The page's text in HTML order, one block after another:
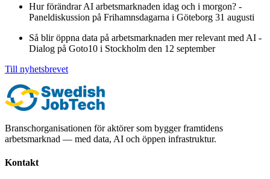
Hur förändrar AI arbetsmarknaden idag och i morgon? -
Paneldiskussion på Frihamnsdagarna i Göteborg 31 augusti
Så blir öppna data på arbetsmarknaden mer relevant med AI -
Dialog på Goto10 i Stockholm den 12 september
Till nyhetsbrevet
Branschorganisationen för aktörer som bygger framtidens
arbetsmarknad — med data, AI och öppen infrastruktur.
Kontakt